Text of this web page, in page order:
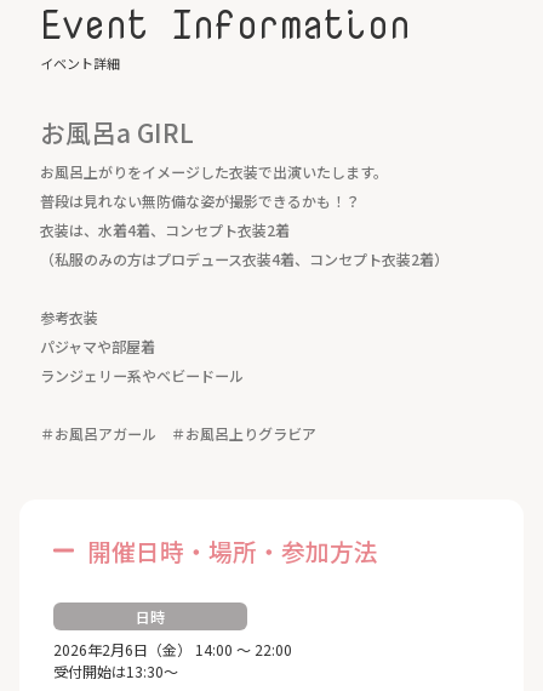
Event Information
イベント詳細
お風呂a GIRL
お風呂上がりをイメージした衣装で出演いたします。
普段は見れない無防備な姿が撮影できるかも！？
衣装は、水着4着、コンセプト衣装2着
（私服のみの方はプロデュース衣装4着、コンセプト衣装2着）
参考衣装
パジャマや部屋着
ランジェリー系やベビードール
＃お風呂アガール ＃お風呂上りグラビア
開催日時・場所・参加方法
日時
2026年2月6日（金） 14:00 ～ 22:00
受付開始は13:30～